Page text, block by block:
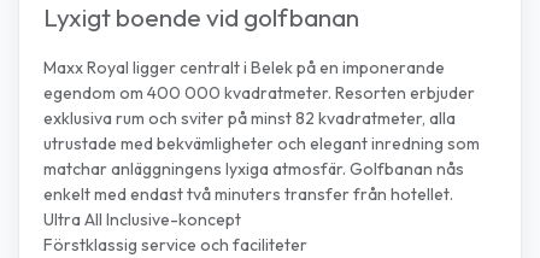
Lyxigt boende vid golfbanan
Maxx Royal ligger centralt i Belek på en imponerande
egendom om 400 000 kvadratmeter. Resorten erbjuder
exklusiva rum och sviter på minst 82 kvadratmeter, alla
utrustade med bekvämligheter och elegant inredning som
matchar anläggningens lyxiga atmosfär. Golfbanan nås
enkelt med endast två minuters transfer från hotellet.
Ultra All Inclusive-koncept
Förstklassig service och faciliteter